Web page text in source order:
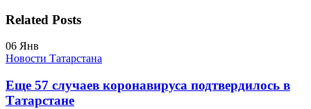
Related Posts
06 Янв
Новости Татарстана
Еще 57 случаев коронавируса подтвердилось в
Татарстане